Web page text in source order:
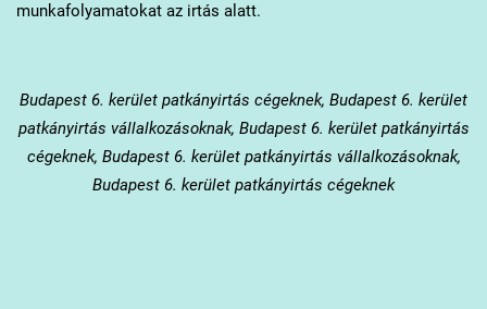
munkafolyamatokat az irtás alatt.
Budapest 6. kerület patkányirtás cégeknek, Budapest 6. kerület
patkányirtás vállalkozásoknak, Budapest 6. kerület patkányirtás
cégeknek, Budapest 6. kerület patkányirtás vállalkozásoknak,
Budapest 6. kerület patkányirtás cégeknek